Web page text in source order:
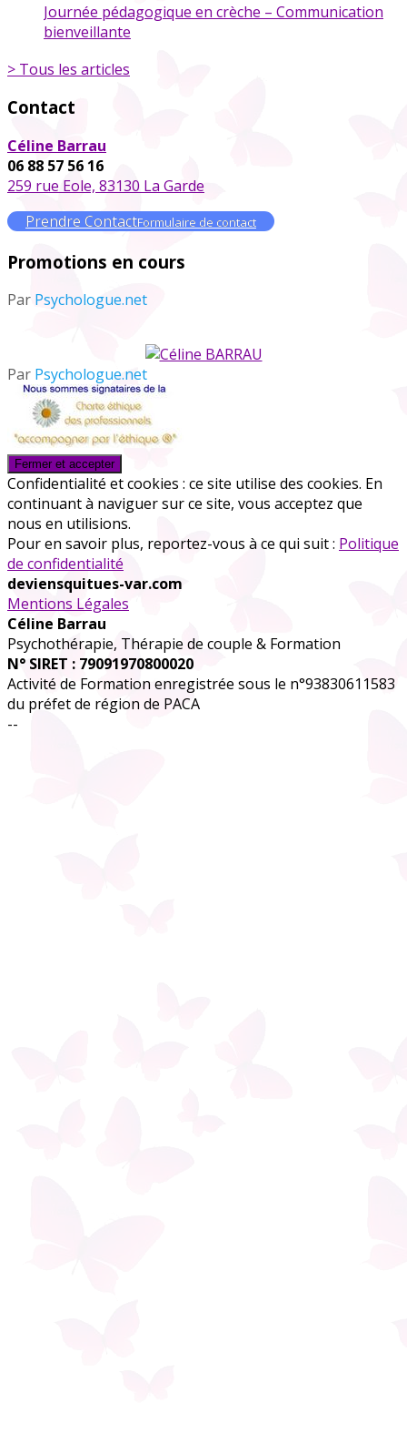
Journée pédagogique en crèche – Communication
bienveillante
> Tous les articles
Contact
Céline Barrau
06 88 57 56 16
259 rue Eole, 83130 La Garde
Prendre ContactFormulaire de contact
Promotions en cours
Par Psychologue.net
Par Psychologue.net
Confidentialité et cookies : ce site utilise des cookies. En
continuant à naviguer sur ce site, vous acceptez que
nous en utilisions.
Pour en savoir plus, reportez-vous à ce qui suit : Politique
de confidentialité
deviensquitues-var.com
Mentions Légales
Céline Barrau
Psychothérapie, Thérapie de couple & Formation
N° SIRET : 79091970800020
Activité de Formation enregistrée sous le n°93830611583
du préfet de région de PACA
--